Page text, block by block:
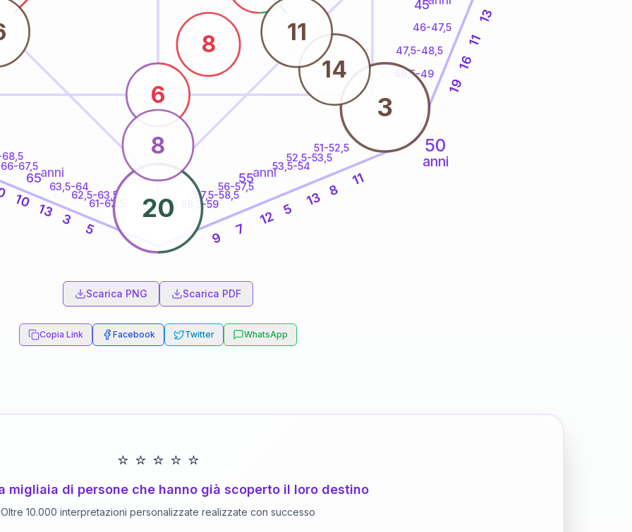
50
anni
anni
46-47,5
47,5-48,5
48,5-49
51-52,5
52,5-53,5
53,5-54
56-57,5
57,5-58,5
58,5-59
61-62,5
62,5-63,5
63,5-64
66-67,5
68,5
13
11
16
19
11
8
13
5
12
7
9
5
3
13
10 20
3
6
8
8
14
11
45
55anni
65anni
Scarica PNG Scarica PDF
Copia Link Facebook Twitter WhatsApp
⭐ ⭐ ⭐ ⭐ ⭐
migliaia di persone che hanno già scoperto il loro destino
Oltre 10.000 interpretazioni personalizzate realizzate con successo